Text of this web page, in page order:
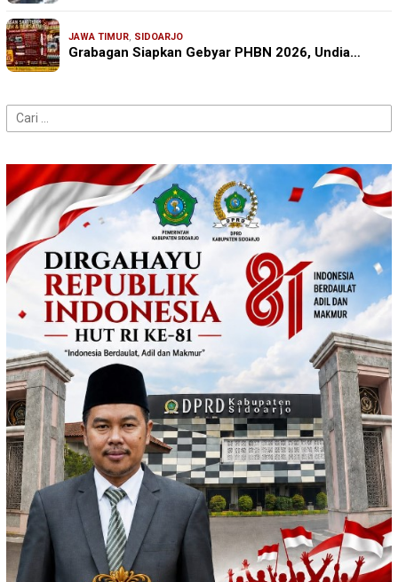
JAWA TIMUR, SIDOARJO
Grabagan Siapkan Gebyar PHBN 2026, Undia…
Cari
untuk: